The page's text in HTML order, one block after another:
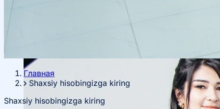
Главная
Shaxsiy hisobingizga kiring
Shaxsiy hisobingizga kiring